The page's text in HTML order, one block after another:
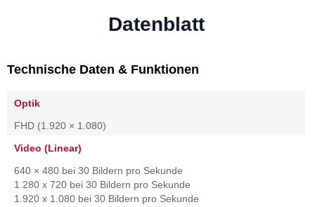
Datenblatt
Technische Daten & Funktionen
Optik
FHD (1.920 × 1.080)
Video (Linear)
640 × 480 bei 30 Bildern pro Sekunde
1.280 x 720 bei 30 Bildern pro Sekunde
1.920 x 1.080 bei 30 Bildern pro Sekunde